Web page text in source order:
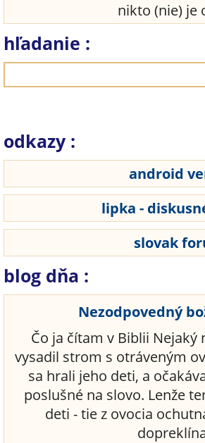
nikto (nie) je
hľadanie :
odkazy :
android
lipka -
slovak
blog dňa :
Nezodpovedný
Čo ja čítam v Biblii Nejaký
vysadil strom s otráveným
sa hrali jeho deti, a
poslušné na slovo. Lenže
deti - tie z ovocia